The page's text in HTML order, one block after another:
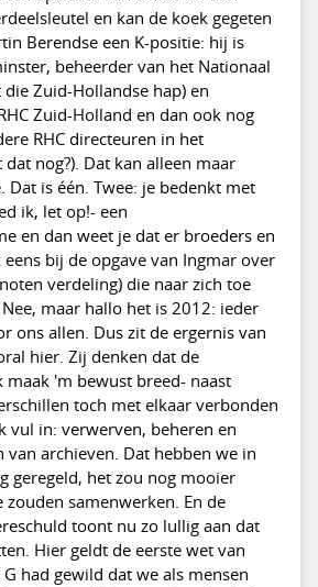
en kan de koek gegeten
Berendse een K-positie: hij is
beheerder van het Nationaal
Zuid-Hollandse hap) en
Zuid-Holland en dan ook nog
RHC directeuren in het
dat nog?). Dat kan alleen maar
Dat is één. Twee: je bedenkt met
ik, let op!- een
en dan weet je dat er broeders en
eens bij de opgave van Ingmar over
verdeling) die naar zich toe
maar hallo het is 2012: ieder
ons allen. Dus zit de ergernis van
hier. Zij denken dat de
maak 'm bewust breed- naast
toch met elkaar verbonden
vul in: verwerven, beheren en
van archieven. Dat hebben we in
geregeld, het zou nog mooier
zouden samenwerken. En de
toont nu zo lullig aan dat
Hier geldt de eerste wet van
had gewild dat we als mensen